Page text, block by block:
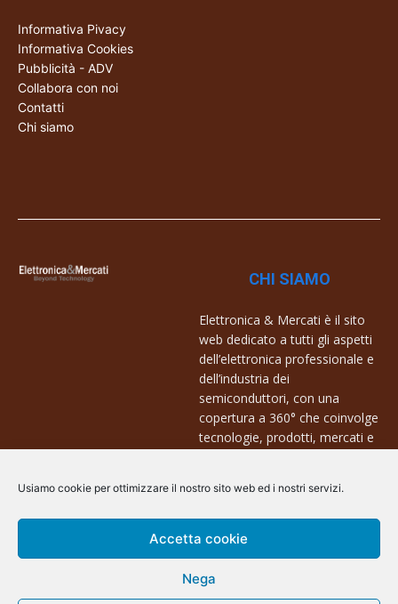
Usiamo cookie per ottimizzare il nostro sito web ed i nostri servizi.
Accetta cookie
Nega
Informativa Pivacy
Informativa Cookies
Pubblicità - ADV
Collabora con noi
Contatti
Chi siamo
CHI SIAMO
Elettronica & Mercati è il sito
web dedicato a tutti gli aspetti
dell’elettronica professionale e
dell’industria dei
semiconduttori, con una
copertura a 360° che coinvolge
tecnologie, prodotti, mercati e
Contatti:
info@arscommunication.it